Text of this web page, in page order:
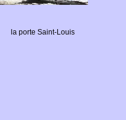
la porte Saint-Louis